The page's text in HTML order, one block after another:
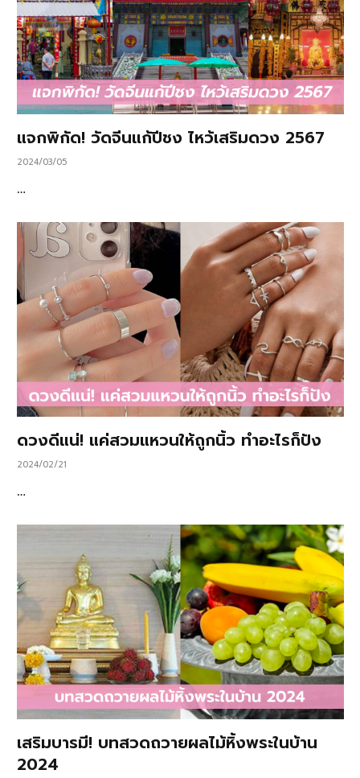
แจกพิกัด! วัดจีนแก้ปีชง ไหว้เสริมดวง 2567
2024/03/05
…
ดวงดีแน่! แค่สวมแหวนให้ถูกนิ้ว ทำอะไรก็ปัง
2024/02/21
…
เสริมบารมี! บทสวดถวายผลไม้หิ้งพระในบ้าน
2024